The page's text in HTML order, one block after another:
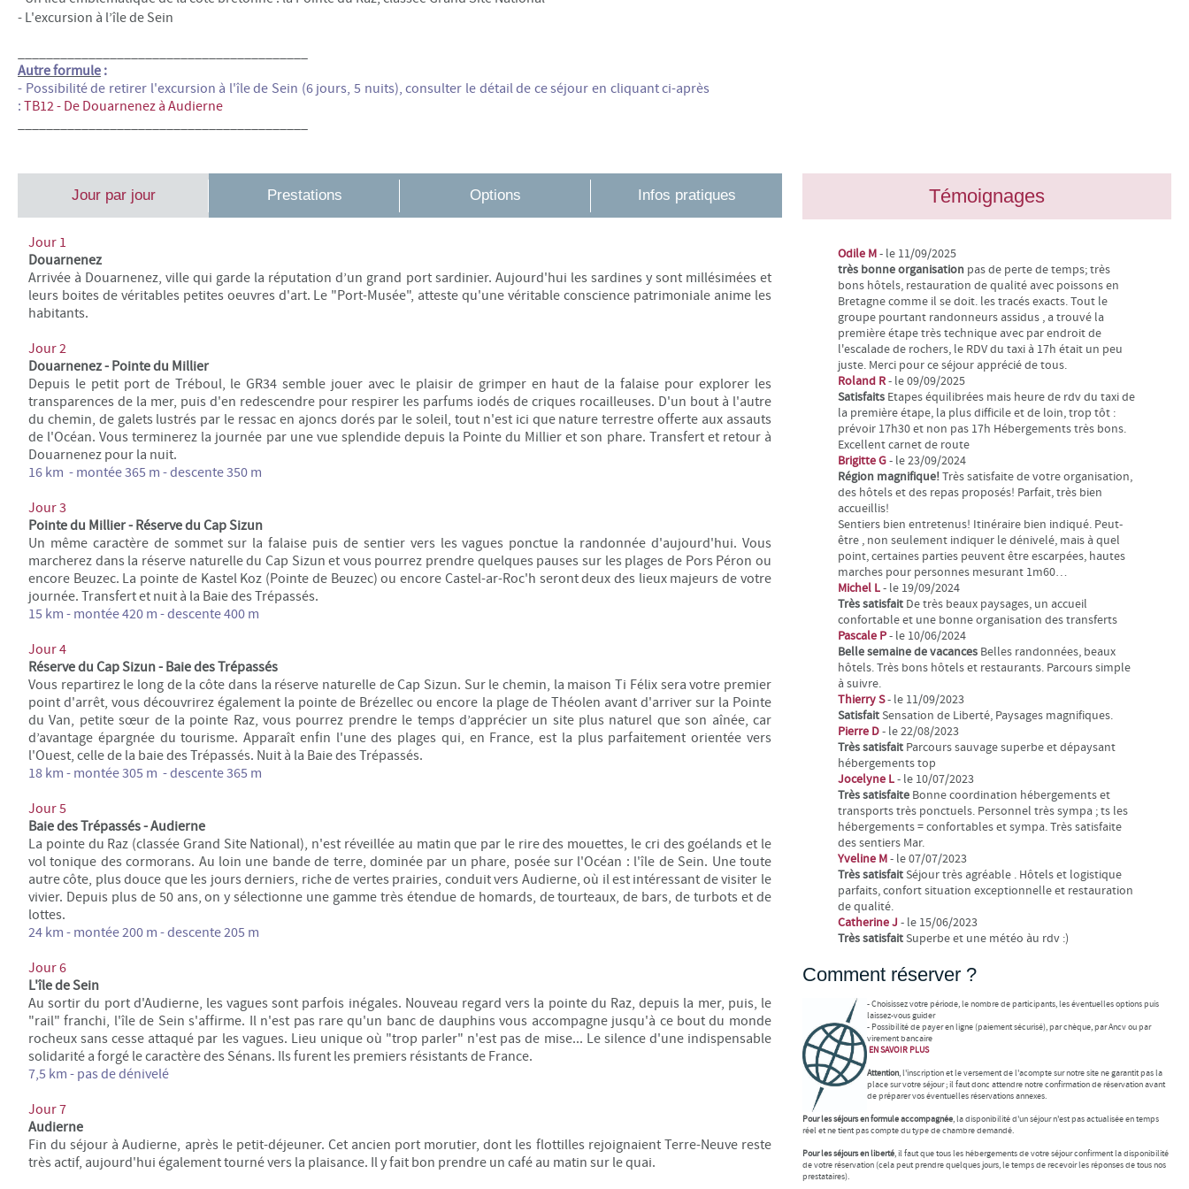
- L'excursion à l’île de Sein
Autre formule :
- Possibilité de retirer l'excursion à l'île de Sein (6 jours, 5 nuits),consulter le détail de ce séjour en cliquant ci-après
: TB12 - De Douarnenez à Audierne
Jour par jour Prestations Options Infos pratiques
Jour 1
Douarnenez
Arrivée à Douarnenez, ville qui garde la réputation d’un grand port sardinier. Aujourd'hui les sardines y sont millésimées et
leurs boites de véritables petites oeuvres d'art. Le "Port-Musée", atteste qu'une véritable conscience patrimoniale anime les
habitants.
Jour 2
Douarnenez - Pointe du Millier
Depuis le petit port de Tréboul, le GR34 semble jouer avec le plaisir de grimper en haut de la falaise pour explorer les
transparences de la mer, puis d'en redescendre pour respirer les parfums iodés de criques rocailleuses. D'un bout à l'autre
du chemin, de galets lustrés par le ressac en ajoncs dorés par le soleil, tout n'est ici que nature terrestre offerte aux assauts
de l'Océan. Vous terminerez la journée par une vue splendide depuis la Pointe du Millier et son phare. Transfert et retour à
Douarnenez pour la nuit.
16 km - montée 365 m - descente 350 m
Jour 3
Pointe du Millier - Réserve du Cap Sizun
Un même caractère de sommet sur la falaise puis de sentier vers les vagues ponctue la randonnée d'aujourd'hui. Vous
marcherez dans la réserve naturelle du Cap Sizun et vous pourrez prendre quelques pauses sur les plages de Pors Péron ou
encore Beuzec. La pointe de Kastel Koz (Pointe de Beuzec) ou encore Castel-ar-Roc'h seront deux des lieux majeurs de votre
journée. Transfert et nuit à la Baie des Trépassés.
15 km - montée 420 m - descente 400 m
Jour 4
Réserve du Cap Sizun - Baie des Trépassés
Vous repartirez le long de la côte dans la réserve naturelle de Cap Sizun. Sur le chemin, la maison Ti Félix sera votre premier
point d'arrêt, vous découvrirez également la pointe de Brézellec ou encore la plage de Théolen avant d'arriver sur la Pointe
du Van, petite sœur de la pointe Raz, vous pourrez prendre le temps d’apprécier un site plus naturel que son aînée, car
d’avantage épargnée du tourisme. Apparaît enfin l'une des plages qui, en France, est la plus parfaitement orientée vers
l'Ouest, celle de la baie des Trépassés. Nuit à la Baie des Trépassés.
18 km - montée 305 m - descente 365 m
Jour 5
Baie des Trépassés - Audierne
La pointe du Raz (classée Grand Site National), n'est réveillée au matin que par le rire des mouettes, le cri des goélands et le
vol tonique des cormorans. Au loin une bande de terre, dominée par un phare, posée sur l'Océan : l'île de Sein. Une toute
autre côte, plus douce que les jours derniers, riche de vertes prairies, conduit vers Audierne, où il est intéressant de visiter le
vivier. Depuis plus de 50 ans, on y sélectionne une gamme très étendue de homards, de tourteaux, de bars, de turbots et de
lottes.
24 km - montée 200 m - descente 205 m
Jour 6
L'île de Sein
Au sortir du port d'Audierne, les vagues sont parfois inégales. Nouveau regard vers la pointe du Raz, depuis la mer, puis, le
"rail" franchi, l'île de Sein s'affirme. Il n'est pas rare qu'un banc de dauphins vous accompagne jusqu'à ce bout du monde
rocheux sans cesse attaqué par les vagues. Lieu unique où "trop parler" n'est pas de mise... Le silence d'une indispensable
solidarité a forgé le caractère des Sénans. Ils furent les premiers résistants de France.
7,5 km - pas de dénivelé
Jour 7
Audierne
Fin du séjour à Audierne, après le petit-déjeuner. Cet ancien port morutier, dont les flottilles rejoignaient Terre-Neuve reste
très actif, aujourd'hui également tourné vers la plaisance. Il y fait bon prendre un café au matin sur le quai.
Témoignages
Odile M- le 11/09/2025
très bonne organisationpas de perte de temps; très
bons hôtels, restauration de qualité avec poissons en
Bretagne comme il se doit. les tracés exacts. Tout le
groupe pourtant randonneurs assidus , a trouvé la
première étape très technique avec par endroit de
l'escalade de rochers, le RDV du taxi à 17h était un peu
juste. Merci pour ce séjour apprécié de tous.
Roland R- le 09/09/2025
SatisfaitsEtapes équilibrées mais heure de rdv du taxi de
la première étape, la plus difficile et de loin, trop tôt :
prévoir 17h30 et non pas 17h Hébergements très bons.
Excellent carnet de route
Brigitte G- le 23/09/2024
Région magnifique!Très satisfaite de votre organisation,
des hôtels et des repas proposés! Parfait, très bien
accueillis!
Sentiers bien entretenus! Itinéraire bien indiqué. Peut-
être , non seulement indiquer le dénivelé, mais à quel
point, certaines parties peuvent être escarpées, hautes
marches pour personnes mesurant 1m60…
Michel L- le 19/09/2024
Très satisfaitDe très beaux paysages, un accueil
confortable et une bonne organisation des transferts
Pascale P- le 10/06/2024
Belle semaine de vacancesBelles randonnées, beaux
hôtels. Très bons hôtels et restaurants. Parcours simple
à suivre.
Thierry S- le 11/09/2023
SatisfaitSensation de Liberté, Paysages magnifiques.
Pierre D- le 22/08/2023
Très satisfaitParcours sauvage superbe et dépaysant
hébergements top
Jocelyne L- le 10/07/2023
Très satisfaiteBonne coordination hébergements et
transports très ponctuels. Personnel très sympa ; ts les
hébergements = confortables et sympa. Très satisfaite
des sentiers Mar.
Yveline M- le 07/07/2023
Très satisfaitSéjour très agréable . Hôtels et logistique
parfaits, confort situation exceptionnelle et restauration
de qualité.
Catherine J - le 15/06/2023
Très satisfaitSuperbe et une météo àu rdv :)
Comment réserver ?
- Choisissez votre période, le nombre de participants, les éventuelles options puis
laissez-vous guider
- Possibilité de payer en ligne (paiement sécurisé), par chèque, par Ancv ou par
virement bancaire
EN SAVOIR PLUS
Attention, l'inscription et le versement de l'acompte sur notre site ne garantit pas la
place sur votre séjour ; il faut donc attendre notre confirmation de réservation avant
de préparer vos éventuelles réservations annexes.
Pour les séjours en formule accompagnée, la disponibilité d'un séjour n'est pas actualisée en temps
réel et ne tient pas compte du type de chambre demandé.
Pour les séjours en liberté, il faut que tous les hébergements de votre séjour confirment la disponibilité
de votre réservation (cela peut prendre quelques jours, le temps de recevoir les réponses de tous nos
prestataires).